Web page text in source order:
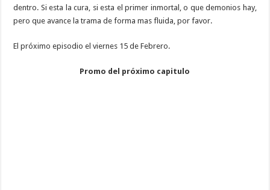
dentro. Si esta la cura, si esta el primer inmortal, o que demonios hay,
pero que avance la trama de forma mas fluida, por favor.
El próximo episodio el viernes 15 de Febrero.
Promo del próximo capitulo